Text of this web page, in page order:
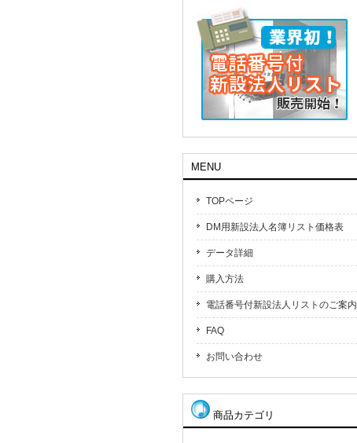
MENU
TOPページ
DM用新設法人名簿リスト価格表
データ詳細
購入方法
電話番号付新設法人リストのご案内
FAQ
お問い合わせ
商品カテゴリ